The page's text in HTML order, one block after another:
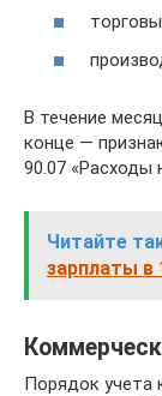
В течение
конце —
90.07 «Расходы
Читайте
зарплаты в
Порядок учета